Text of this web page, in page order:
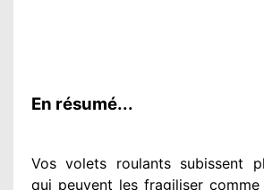
En résumé...
Vos volets roulants subissent
qui peuvent les fragiliser